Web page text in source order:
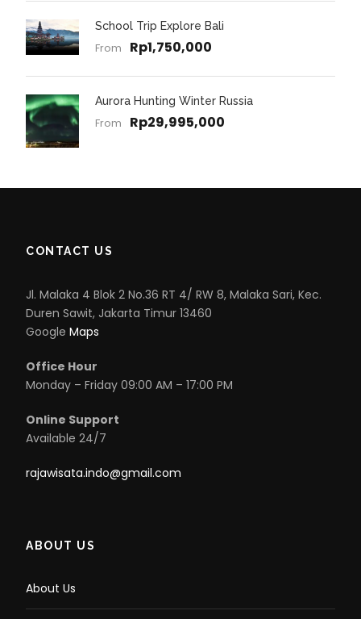
School Trip Explore Bali
From Rp1,750,000
Aurora Hunting Winter Russia
From Rp29,995,000
CONTACT US
Jl. Malaka 4 Blok 2 No.36 RT 4/ RW 8, Malaka Sari, Kec.
Duren Sawit, Jakarta Timur 13460
Google Maps
Office Hour
Monday – Friday 09:00 AM – 17:00 PM
Online Support
Available 24/7
rajawisata.indo@gmail.com
ABOUT US
About Us